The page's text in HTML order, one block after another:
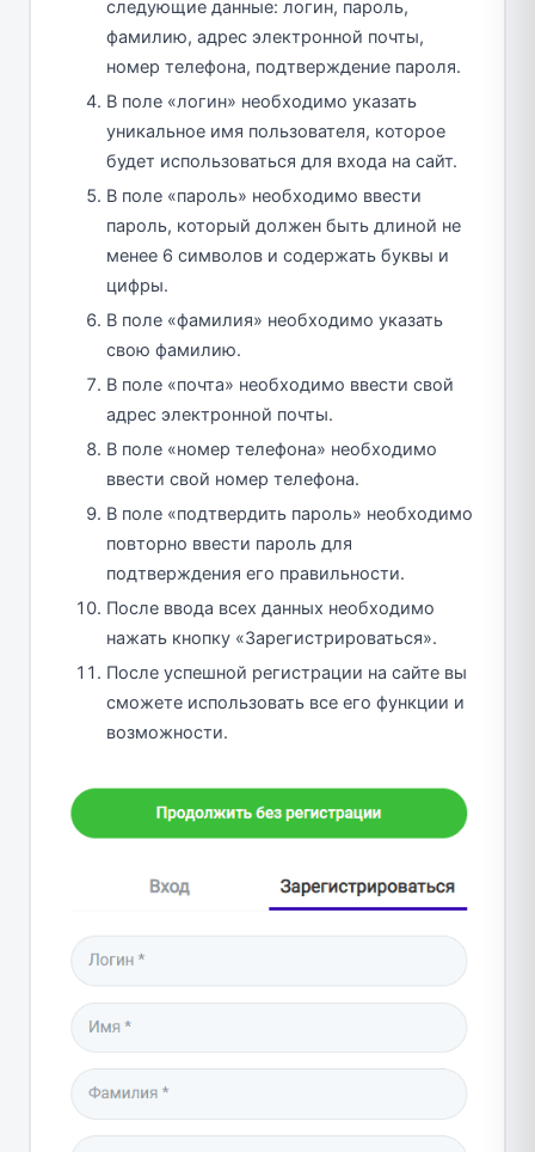
следующие данные: логин, пароль,
фамилию, адрес электронной почты,
номер телефона, подтверждение пароля.
В поле «логин» необходимо указать
уникальное имя пользователя, которое
будет использоваться для входа на сайт.
В поле «пароль» необходимо ввести
пароль, который должен быть длиной не
менее 6 символов и содержать буквы и
цифры.
В поле «фамилия» необходимо указать
свою фамилию.
В поле «почта» необходимо ввести свой
адрес электронной почты.
В поле «номер телефона» необходимо
ввести свой номер телефона.
В поле «подтвердить пароль» необходимо
повторно ввести пароль для
подтверждения его правильности.
После ввода всех данных необходимо
нажать кнопку «Зарегистрироваться».
После успешной регистрации на сайте вы
сможете использовать все его функции и
возможности.